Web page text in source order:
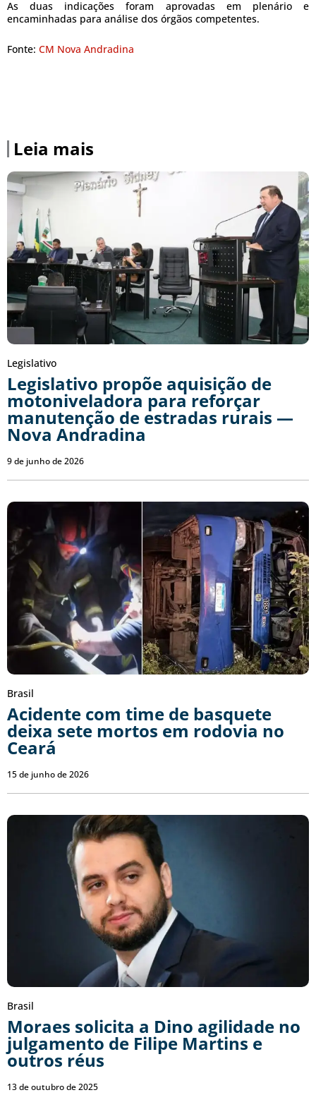
As duas indicações foram aprovadas em plenário e
encaminhadas para análise dos órgãos competentes.
Fonte: CM Nova Andradina
Leia mais
Legislativo
Legislativo propõe aquisição de
motoniveladora para reforçar
manutenção de estradas rurais —
Nova Andradina
9 de junho de 2026
Brasil
Acidente com time de basquete
deixa sete mortos em rodovia no
Ceará
15 de junho de 2026
Brasil
Moraes solicita a Dino agilidade no
julgamento de Filipe Martins e
outros réus
13 de outubro de 2025